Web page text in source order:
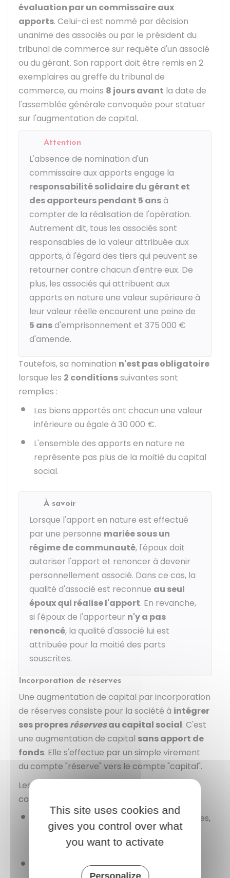
évaluation par un commissaire aux
apports. Celui-ci est nommé par décision
unanime des associés ou par le président du
tribunal de commerce sur requête d'un associé
ou du gérant. Son rapport doit être remis en 2
exemplaires au greffe du tribunal de
commerce, au moins 8 jours avant la date de
l'assemblée générale convoquée pour statuer
sur l'augmentation de capital.
Attention
L'absence de nomination d'un
commissaire aux apports engage la
responsabilité solidaire du gérant et
des apporteurs pendant 5 ansà
compter de la réalisation de l'opération.
Autrement dit, tous les associés sont
responsables de la valeur attribuée aux
apports, à l'égard des tiers qui peuvent se
retourner contre chacun d'entre eux. De
plus, les associés qui attribuent aux
apports en nature une valeur supérieure à
leur valeur réelle encourent une peine de
5 ansd'emprisonnement et 375 000 €
d'amende.
Toutefois, sa nomination n'est pas obligatoire
lorsque les 2 conditionssuivantes sont
remplies :
Les biens apportés ont chacun une valeur
inférieure ou égale à 30 000 €.
L'ensemble des apports en nature ne
représente pas plus de la moitié du capital
social.
À savoir
Lorsque l'apport en nature est effectué
par une personne mariée sous un
régime de communauté, l'époux doit
autoriser l'apport et renoncer à devenir
personnellement associé. Dans ce cas, la
qualité d'associé est reconnue au seul
époux qui réalise l'apport. En revanche,
si l'époux de l'apporteur n'y a pas
renoncé, la qualité d'associé lui est
attribuée pour la moitié des parts
souscrites.
Incorporation de réserves
Une augmentation de capital par incorporation
de réserves consiste pour la société à intégrer
ses propresréservesau capital social. C'est
une augmentation de capital sans apport de
fonds. Elle s'effectue par un simple virement
du compte "réserve" vers le compte "capital".
Les
capitalisées :
Réserves disponibles (réserves facultatives,
réserves extraordinaires, réserve de
prévoyance)
Provisions libérées
This site uses cookies and
gives you control over what
you want to activate
Personalize